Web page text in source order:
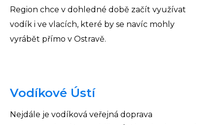
Region chce v dohledné době začít využívat
vodík i ve vlacích, které by se navíc mohly
vyrábět přímo v Ostravě.
Vodíkové Ústí
Nejdále je vodíková veřejná doprava